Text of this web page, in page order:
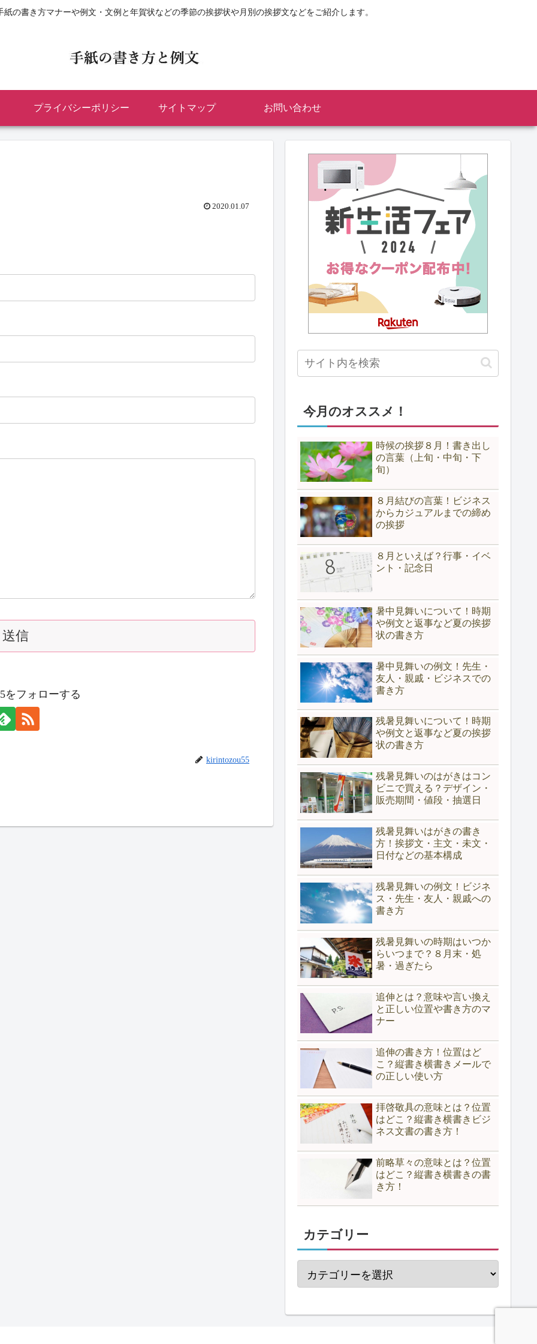
紙の書き方マナーや例文・文例と年賀状などの季節の挨拶状や月別の挨拶文などをご紹介します。
プライバシーポリシー サイトマップ お問い合わせ
2020.01.07
をフォローする
kirintozou55
今月のオススメ！
時候の挨拶８月！書き出し
の言葉（上旬・中旬・下
旬）
８月結びの言葉！ビジネス
からカジュアルまでの締め
の挨拶
８月といえば？行事・イベ
ント・記念日
暑中見舞いについて！時期
や例文と返事など夏の挨拶
状の書き方
暑中見舞いの例文！先生・
友人・親戚・ビジネスでの
書き方
残暑見舞いについて！時期
や例文と返事など夏の挨拶
状の書き方
残暑見舞いのはがきはコン
ビニで買える？デザイン・
販売期間・値段・抽選日
残暑見舞いはがきの書き
方！挨拶文・主文・未文・
日付などの基本構成
残暑見舞いの例文！ビジネ
ス・先生・友人・親戚への
書き方
残暑見舞いの時期はいつか
らいつまで？８月末・処
暑・過ぎたら
追伸とは？意味や言い換え
と正しい位置や書き方のマ
ナー
追伸の書き方！位置はど
こ？縦書き横書きメールで
の正しい使い方
拝啓敬具の意味とは？位置
はどこ？縦書き横書きビジ
ネス文書の書き方！
前略草々の意味とは？位置
はどこ？縦書き横書きの書
き方！
カテゴリー